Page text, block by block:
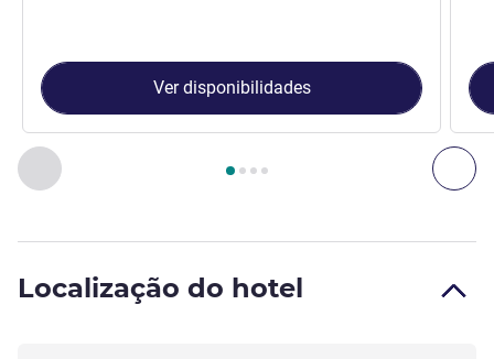
Anterior - Quarto
Página , Quarto 1 : Quarto Standard com 1 cama
Ver disponibilidades
Localização do hotel